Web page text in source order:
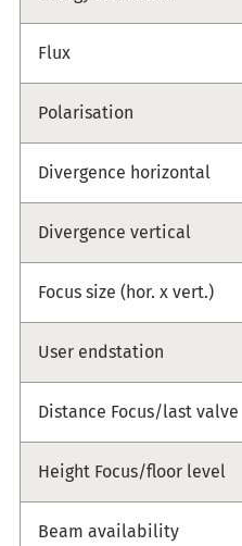
Flux
Polarisation
Divergence horizontal
Divergence vertical
Focus size (hor. x vert.)
User endstation
Distance Focus/last valve
Height Focus/floor level
Beam availability